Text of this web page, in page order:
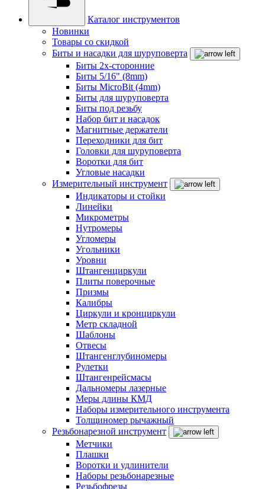
Каталог инструментов
Новинки
Товары со скидкой
Биты и насадки для шуруповерта
Биты 2х-сторонние
Биты 5/16" (8mm)
Биты MicroBit (4mm)
Биты для шуруповерта
Биты под резьбу
Набор бит и насадок
Магнитные держатели
Переходники для бит
Головки для шуруповерта
Воротки для бит
Угловые насадки
Измерительный инструмент
Индикаторы и стойки
Линейки
Микрометры
Нутромеры
Угломеры
Угольники
Уровни
Штангенциркули
Плиты поверочные
Призмы
Калибры
Циркули и кронциркули
Метр складной
Шаблоны
Отвесы
Штангенглубиномеры
Рулетки
Штангенрейсмасы
Дальномеры лазерные
Меры длины КМД
Наборы измерительного инструмента
Толщиномер рычажный
Резьбонарезной инструмент
Метчики
Плашки
Воротки и удлинители
Наборы резьбонарезные
Резьбофрезы